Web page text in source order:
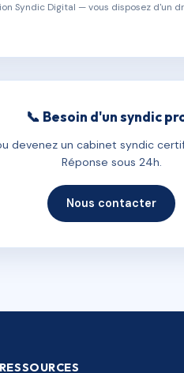
Syndic Digital — vous disposez d'un
📞 Besoin d'un syndic
devenez un cabinet syndic
Réponse sous 24h.
Nous contacter
RESSOURCES